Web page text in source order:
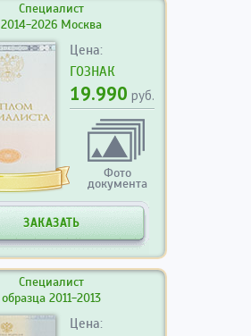
Специалист
2014-2026 Москва
Цена:
ГОЗНАК
19.990 руб.
Фото
документа
ЗАКАЗАТЬ
Специалист
образца 2011-2013
Цена: